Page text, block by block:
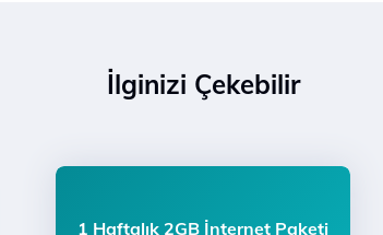
İlginizi Çekebilir
1 Haftalık 2GB İnternet Paketi